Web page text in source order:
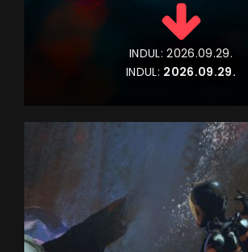
INDUL:2026.09.29.
INDUL: 2026.09.29.